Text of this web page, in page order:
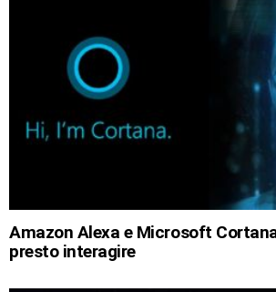
Amazon Alexa e Microsoft
presto interagire